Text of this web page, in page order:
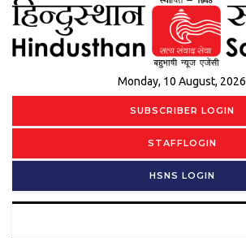
Monday, 10 August, 2026
SUBSCRIBER LOGIN
STAFFLOGIN
HSNS LOGIN